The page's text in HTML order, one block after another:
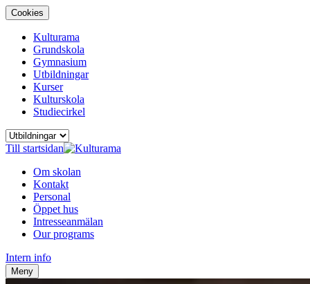
Cookies
Kulturama
Grundskola
Gymnasium
Utbildningar
Kurser
Kulturskola
Studiecirkel
Till startsidan
Om skolan
Kontakt
Personal
Öppet hus
Intresseanmälan
Our programs
Intern info
Meny